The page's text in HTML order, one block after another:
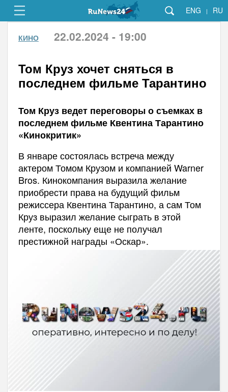
ENG | RU
КИНО 22.02.2024 - 19:00
Том Круз хочет сняться в
последнем фильме Тарантино
Том Круз ведет переговоры о съемках в
последнем фильме Квентина Тарантино
«Кинокритик»
В январе состоялась встреча между
актером Томом Крузом и компанией Warner
Bros. Кинокомпания выразила желание
приобрести права на будущий фильм
режиссера Квентина Тарантино, а сам Том
Круз выразил желание сыграть в этой
ленте, поскольку еще не получал
престижной награды «Оскар».